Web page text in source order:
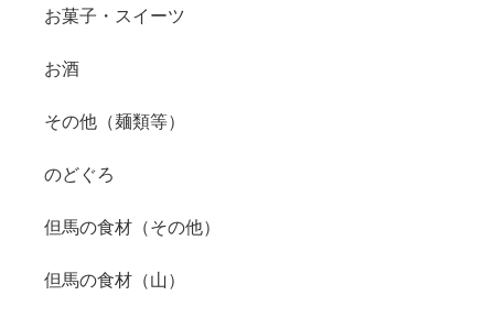
お菓子・スイーツ
お酒
その他（麺類等）
のどぐろ
但馬の食材（その他）
但馬の食材（山）